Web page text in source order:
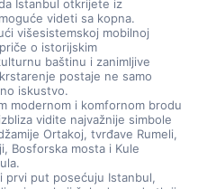
Istanbul otkrijete iz
videti sa kopna.
višesistemskoj mobilnoj
o istorijskim
baštinu i zanimljive
postaje ne samo
iskustvo.
modernom i komfornom brodu
vidite najvažnije simbole
Ortakoj, tvrđave Rumeli,
Bosforska mosta i Kule
prvi put posećuju Istanbul,